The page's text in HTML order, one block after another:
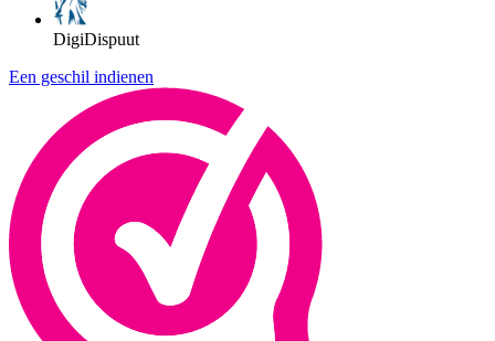
DigiDispuut
Een geschil indienen